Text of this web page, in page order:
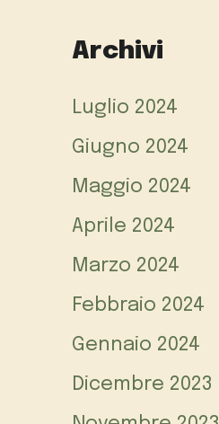
Archivi
Luglio 2024
Giugno 2024
Maggio 2024
Aprile 2024
Marzo 2024
Febbraio 2024
Gennaio 2024
Dicembre 2023